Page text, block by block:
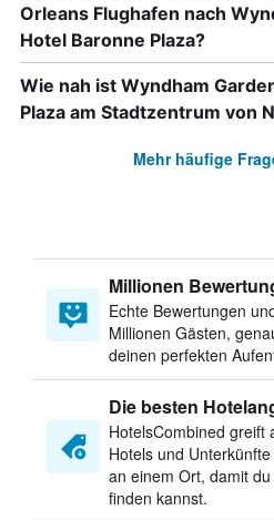
Orleans Flughafen nach
Hotel Baronne Plaza?
Wie nah ist Wyndham
Plaza am Stadtzentrum von
Mehr häufige
Millionen
Echte Bewertungen
Millionen Gästen,
deinen perfekten
Die besten
HotelsCombined greift
Hotels und
an einem Ort, damit
finden kannst.